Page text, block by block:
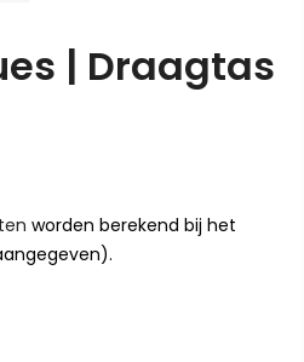
| Draagtas
worden berekend bij het